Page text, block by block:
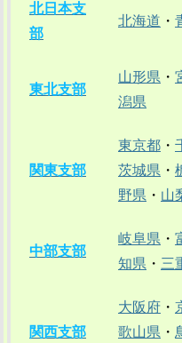
北日本支
部
北海道 ・
東北支部
山形県 ・
潟県
関東支部
東京都 ・
茨城県 ・
野県 ・ 山
中部支部
岐阜県 ・
知県 ・ 三
関西支部
大阪府 ・
歌山県 ・